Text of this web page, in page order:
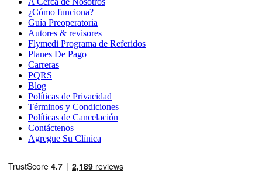
¿Cómo funciona?
Guía Preoperatoria
Autores & revisores
Flymedi Programa de Referidos
Planes De Pago
Carreras
PQRS
Blog
Políticas de Privacidad
Términos y Condiciones
Políticas de Cancelación
Contáctenos
Agregue Su Clínica